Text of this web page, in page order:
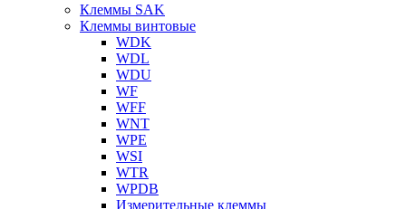
Клеммы SAK
Клеммы винтовые
WDK
WDL
WDU
WF
WFF
WNT
WPE
WSI
WTR
WPDB
Измерительные клеммы